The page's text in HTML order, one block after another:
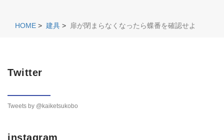
HOME > 建具 > 扉が閉まらなくなったら蝶番を確認せよ
Twitter
Tweets by @kaiketsukobo
instagram